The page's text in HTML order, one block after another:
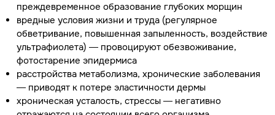
преждевременное образование глубоких морщин
вредные условия жизни и труда (регулярное
обветривание, повышенная запыленность, воздействие
ультрафиолета) — провоцируют обезвоживание,
фотостарение эпидермиса
расстройства метаболизма, хронические заболевания
— приводят к потере эластичности дермы
хроническая усталость, стрессы — негативно